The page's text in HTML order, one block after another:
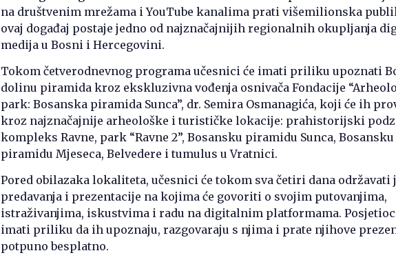
na društvenim mrežama i YouTube kanalima prati višemilionska
ovaj događaj postaje jedno od najznačajnijih regionalnih okupljanja
medija u Bosni i Hercegovini.
Tokom četverodnevnog programa učesnici će imati priliku upoznati
dolinu piramida kroz ekskluzivna vođenja osnivača Fondacije
park: Bosanska piramida Sunca”, dr. Semira Osmanagića, koji će ih
kroz najznačajnije arheološke i turističke lokacije: prahistorijski
kompleks Ravne, park “Ravne 2”, Bosansku piramidu Sunca, Bosansku
piramidu Mjeseca, Belvedere i tumulus u Vratnici.
Pored obilazaka lokaliteta, učesnici će tokom sva četiri dana održavati
predavanja i prezentacije na kojima će govoriti o svojim putovanjima,
istraživanjima, iskustvima i radu na digitalnim platformama.
imati priliku da ih upoznaju, razgovaraju s njima i prate njihove
potpuno besplatno.